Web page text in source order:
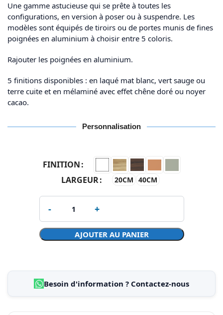
Une gamme astucieuse qui se prête à toutes les
configurations, en version à poser ou à suspendre. Les
modèles sont équipés de tiroirs ou de portes munis de fines
poignées en aluminium à choisir entre 5 coloris.
Rajouter les poignées en aluminium.
5 finitions disponibles : en laqué mat blanc, vert sauge ou
terre cuite et en mélaminé avec effet chêne doré ou noyer
cacao.
Personnalisation
FINITION
LARGEUR
20CM 40CM
AJOUTER AU PANIER
Besoin d'information ? Contactez-nous